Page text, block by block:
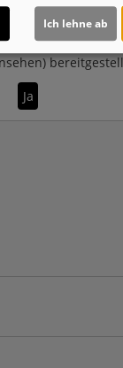
Ja
Ich lehne ab